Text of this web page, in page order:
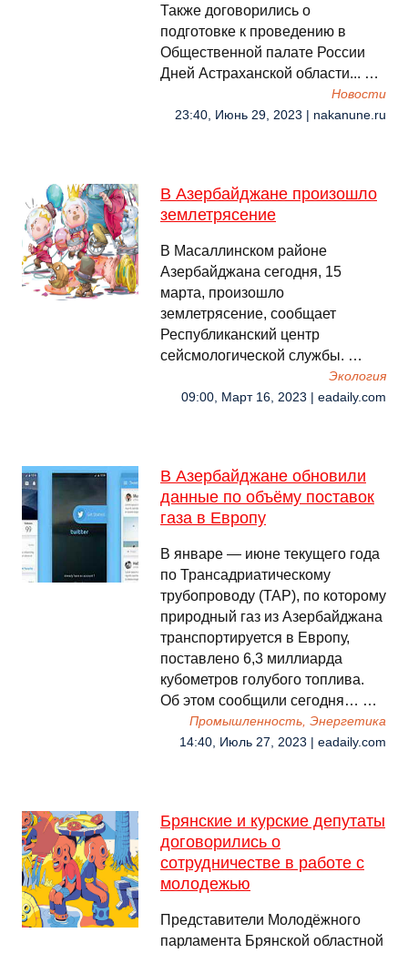
Также договорились о
подготовке к проведению в
Общественной палате России
Дней Астраханской области... …
Новости
23:40, Июнь 29, 2023 | nakanune.ru
В Азербайджане произошло
землетрясение
В Масаллинском районе
Азербайджана сегодня, 15
марта, произошло
землетрясение, сообщает
Республиканский центр
сейсмологической службы. …
Экология
09:00, Март 16, 2023 | eadaily.com
В Азербайджане обновили
данные по объëму поставок
газа в Европу
В январе — июне текущего года
по Трансадриатическому
трубопроводу (TAP), по которому
природный газ из Азербайджана
транспортируется в Европу,
поставлено 6,3 миллиарда
кубометров голубого топлива.
Об этом сообщили сегодня… …
Промышленность, Энергетика
14:40, Июль 27, 2023 | eadaily.com
Брянские и курские депутаты
договорились о
сотрудничестве в работе с
молодежью
Представители Молодёжного
парламента Брянской областной